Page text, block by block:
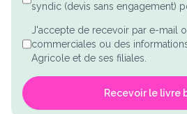
syndic (devis sans engagement)
J'accepte de recevoir par e-mail
commerciales ou des
Agricole et de ses filiales.
Recevoir le livre